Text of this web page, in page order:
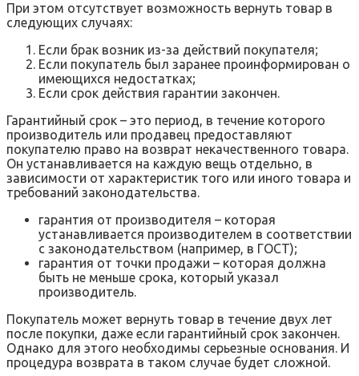
При этом отсутствует возможность вернуть товар в
следующих случаях:
Если брак возник из-за действий покупателя;
Если покупатель был заранее проинформирован о
имеющихся недостатках;
Если срок действия гарантии закончен.
Гарантийный срок – это период, в течение которого
производитель или продавец предоставляют
покупателю право на возврат некачественного товара.
Он устанавливается на каждую вещь отдельно, в
зависимости от характеристик того или иного товара и
требований законодательства.
гарантия от производителя – которая
устанавливается производителем в соответствии
с законодательством (например, в ГОСТ);
гарантия от точки продажи – которая должна
быть не меньше срока, который указал
производитель.
Покупатель может вернуть товар в течение двух лет
после покупки, даже если гарантийный срок закончен.
Однако для этого необходимы серьезные основания. И
процедура возврата в таком случае будет сложной.